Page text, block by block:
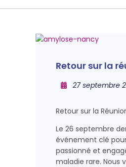
Retour sur la
27 septembre
Retour sur la
Le 26 septembre
événement clé
passionné et
maladie rare. Nous